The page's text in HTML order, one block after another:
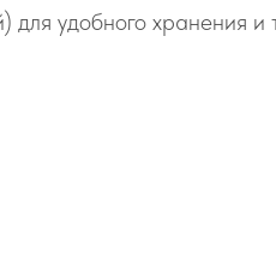
для удобного хранения и